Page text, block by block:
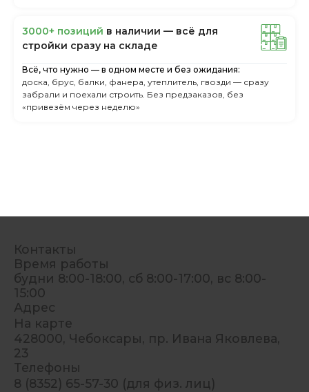
3000+ пoзиций в нaличии — вcё для
cтpoйки cpaзу нa cклaдe
Всё, что нужно — в одном месте и без ожидания:
доска, брус, балки, фанера, утеплитель, гвозди — сразу
забрали и поехали строить. Без предзаказов, без
«привезём через неделю»
Контакты
Время работы
будни 8:00-18:00, сб 8:00-17:00, вс 8:00-
15:00
Адрес
На карте
428000, Чебоксары, пр. Ивана Яковлева,
23
Телефоны
8 (8352) 65-57-30 (для физ. лиц)